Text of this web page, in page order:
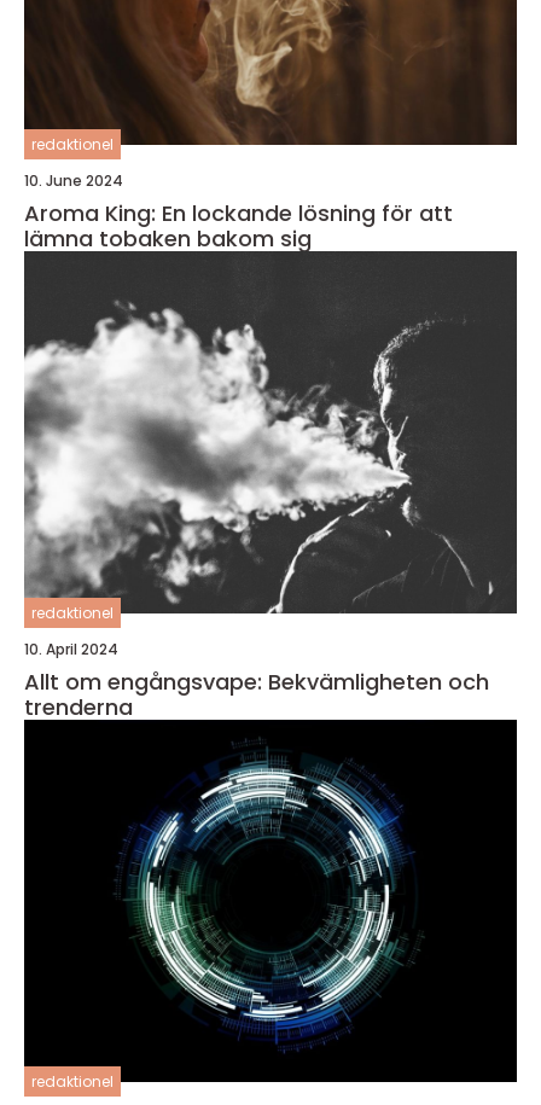
redaktionel
10. June 2024
Aroma King: En lockande lösning för att
lämna tobaken bakom sig
redaktionel
10. April 2024
Allt om engångsvape: Bekvämligheten och
trenderna
redaktionel